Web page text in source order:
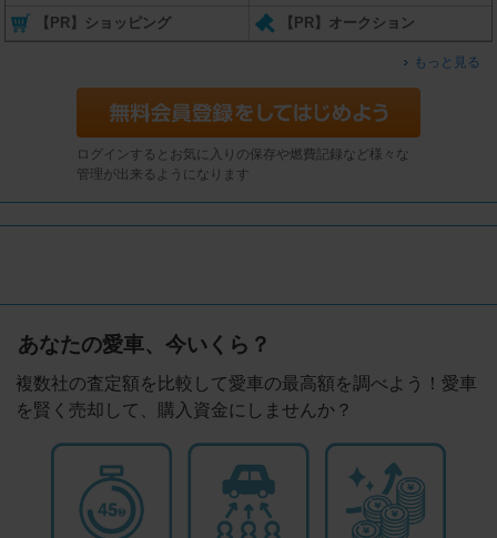
【PR】ショッピング 【PR】オークション
もっと見る
ログインするとお気に入りの保存や燃費記録など様々な
管理が出来るようになります
あなたの愛車、今いくら？
複数社の査定額を比較して愛車の最高額を調べよう！愛車
を賢く売却して、購入資金にしませんか？